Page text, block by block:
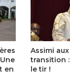
en
Assimi
transition
le tir !